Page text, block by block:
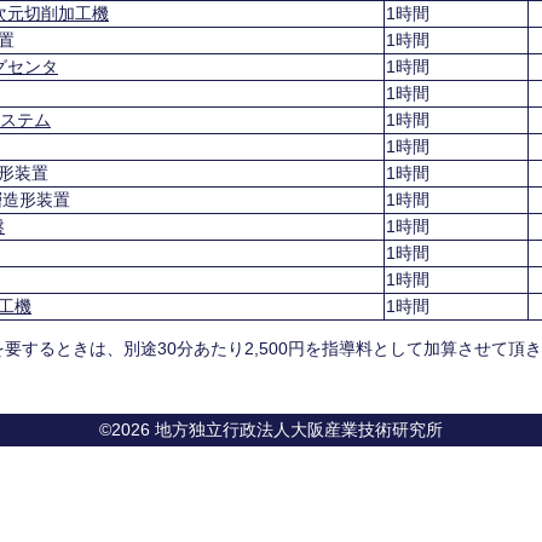
元切削加工機
1時間
1時間
センタ
1時間
1時間
テム
1時間
1時間
装置
1時間
形装置
1時間
1時間
1時間
1時間
機
1時間
するときは、別途30分あたり2,500円を指導料として加算させて頂
©2026 地方独立行政法人大阪産業技術研究所